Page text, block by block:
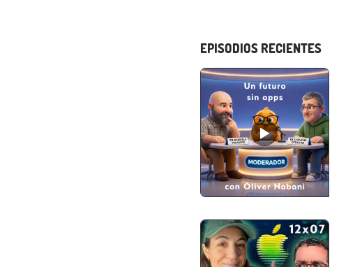
EPISODIOS RECIENTES